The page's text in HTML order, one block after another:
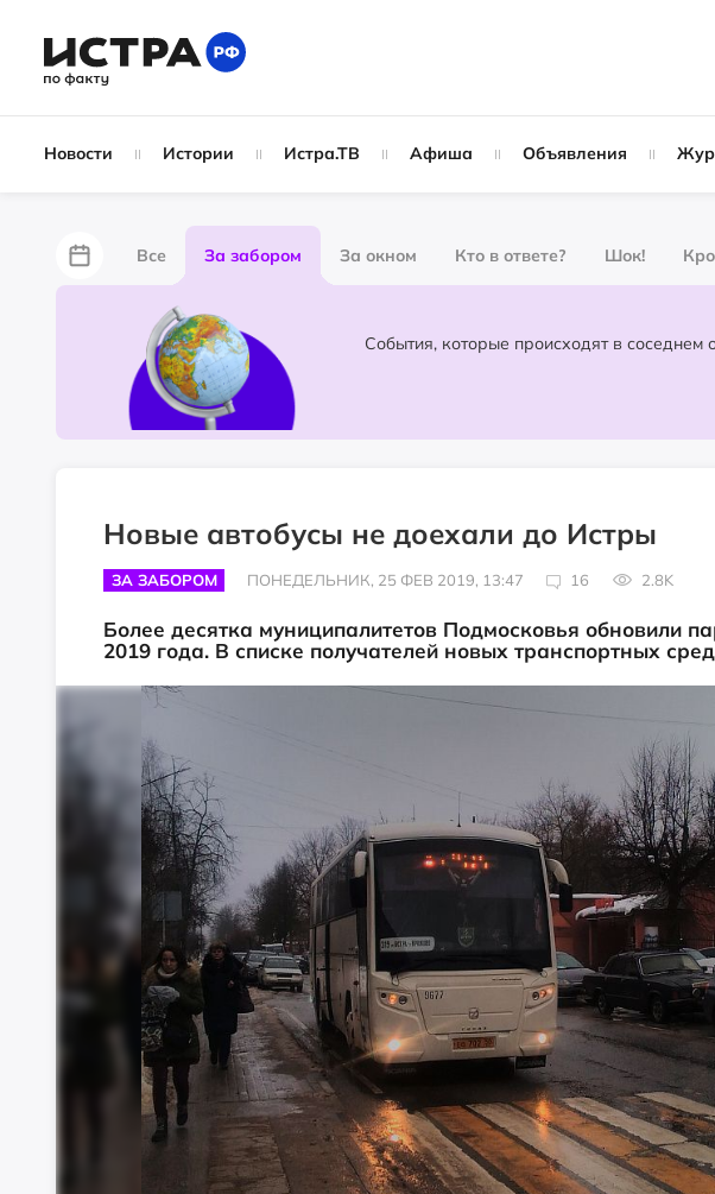
Новости Истории Истра.ТВ Афиша Объявления
Все За забором За окном Кто в ответе? Шок!
Лайфхаки
Народные новости
Новые автобусы не доехали до Истры
ЗА ЗАБОРОМ ПОНЕДЕЛЬНИК, 25 ФЕВ 2019, 13:47 16 2.8K
Более десятка муниципалитетов Подмосковья обновили
2019 года. В списке получателей новых транспортных